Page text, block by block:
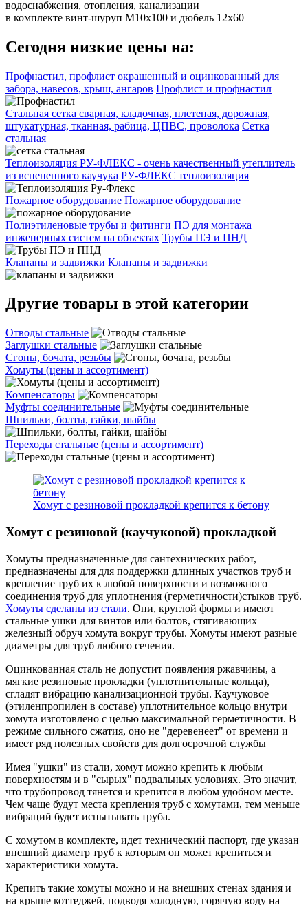
водоснабжения, отопления, канализации
в комплекте винт-шуруп М10х100 и дюбель 12х60
Сегодня низкие цены на:
Профнастил, профлист окрашенный и оцинкованный для
забора, навесов, крыш, ангаров Профлист и профнастил
Стальная сетка сварная, кладочная, плетеная, дорожная,
штукатурная, тканная, рабица, ЦПВС, проволока Сетка
стальная
Теплоизоляция РУ-ФЛЕКС - очень качественный утеплитель
из вспененного каучука РУ-ФЛЕКС теплоизоляция
Пожарное оборудование Пожарное оборудование
Полиэтиленовые трубы и фитинги ПЭ для монтажа
инженерных систем на объектах Трубы ПЭ и ПНД
Клапаны и задвижки Клапаны и задвижки
Другие товары в этой категории
Отводы стальные
Заглушки стальные
Сгоны, бочата, резьбы
Хомуты (цены и ассортимент)
Компенсаторы
Муфты соединительные
Шпильки, болты, гайки, шайбы
Переходы стальные (цены и ассортимент)
Хомут с резиновой прокладкой крепится к бетону
Хомут с резиновой (каучуковой) прокладкой
Хомуты предназначенные для сантехнических работ,
предназначены для для поддержки длинных участков труб и
крепление труб их к любой поверхности и возможного
соединения труб для уплотнения (герметичности)стыков труб.
Хомуты сделаны из стали. Они, круглой формы и имеют
стальные ушки для винтов или болтов, стягивающих
железный обруч хомута вокруг трубы. Хомуты имеют разные
диаметры для труб любого сечения.
Оцинкованная сталь не допустит появления ржавчины, а
мягкие резиновые прокладки (уплотнительные кольца),
сгладят вибрацию канализационной трубы. Каучуковое
(этиленпропилен в составе) уплотнительное кольцо внутри
хомута изготовлено с целью максимальной герметичности. В
режиме сильного сжатия, оно не "деревенеет" от времени и
имеет ряд полезных свойств для долгосрочной службы
Имея "ушки" из стали, хомут можно крепить к любым
поверхностям и в "сырых" подвальных условиях. Это значит,
что трубопровод тянется и крепится в любом удобном месте.
Чем чаще будут места крепления труб с хомутами, тем меньше
вибраций будет испытывать труба.
С хомутом в комплекте, идет технический паспорт, где указан
внешний диаметр труб к которым он может крепиться и
характеристики хомута.
Крепить такие хомуты можно и на внешних стенах здания и
на крыше коттеджей, подводя холодную, горячую воду на